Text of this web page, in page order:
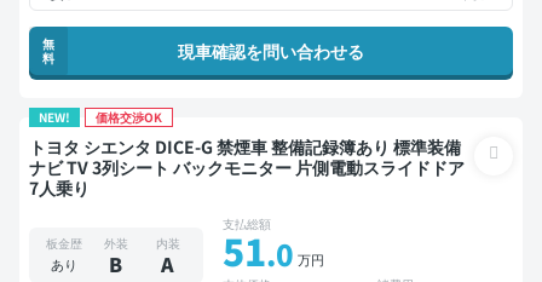
無
料
現車確認を問い合わせる
NEW! 価格交渉OK
トヨタ シエンタ DICE-G 禁煙車 整備記録簿あり 標準装備
ナビ TV 3列シート バックモニター 片側電動スライドドア
7人乗り
板金歴
あり
外装
B
内装
A
支払総額
51.0 万円